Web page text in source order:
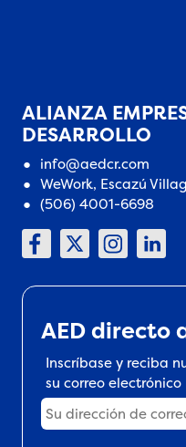
ALIANZA
DESARROLLO
info@aedcr.com
WeWork, Escazú
(506) 4001-6698
AED directo
Inscríbase y reciba
su correo electrónico